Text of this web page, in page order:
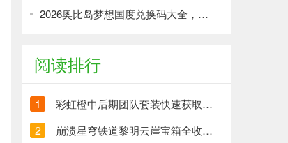
2026奥比岛梦想国度兑换码大全，免费领服饰家具！
阅读排行
1 彩虹橙中后期团队套装快速获取方法
2 崩溃星穹铁道黎明云崖宝箱全收集策略与崩铁玩家分享